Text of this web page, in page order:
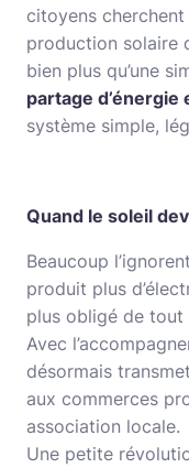
citoyens
production solaire
bien plus qu’une
partage d’énergie
système simple,
Quand le soleil
Beaucoup
produit plus
plus obligé de tout
Avec
désormais
aux commerces
association locale.
Une petite